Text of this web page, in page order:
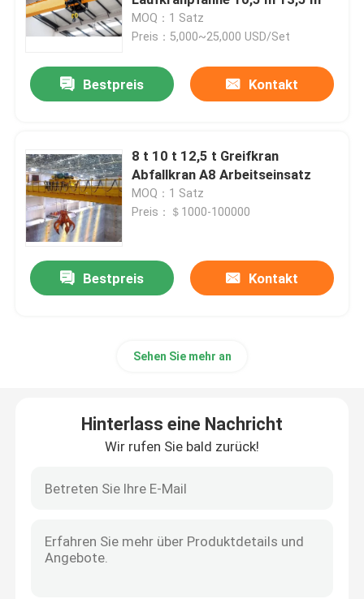
Einzelner Träger-Portalkran
Behälter-Portalkran
GummireifenPortalkran
Schiffsdeckkran
Montierter Auslegerkran
Krangreifer
MOQ：1 Satz
Preis：5,000~25,000 USD/Set
Bestpreis Kontakt
8 t 10 t 12,5 t Greifkran
Abfallkran A8 Arbeitseinsatz
MOQ：1 Satz
Preis：＄1000-100000
Bestpreis Kontakt
Sehen Sie mehr an
Hinterlass eine Nachricht
Wir rufen Sie bald zurück!